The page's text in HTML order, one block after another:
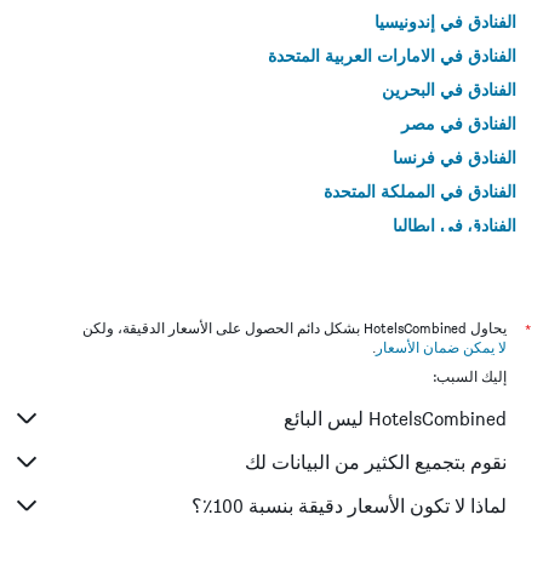
الفنادق في إندونيسيا
الفنادق في الامارات العربية المتحدة
الفنادق في البحرين
الفنادق في مصر
الفنادق في فرنسا
الفنادق في المملكة المتحدة
الفنادق في إيطاليا
*
يحاول HotelsCombined بشكل دائم الحصول على الأسعار الدقيقة، ولكن
لا يمكن ضمان الأسعار .
إليك السبب:
HotelsCombined ليس البائع
نقوم بتجميع الكثير من البيانات لك
لماذا لا تكون الأسعار دقيقة بنسبة 100٪؟